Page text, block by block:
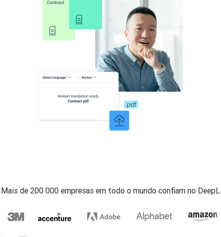
Mais de 200 000 empresas em todo o mundo confiam no DeepL